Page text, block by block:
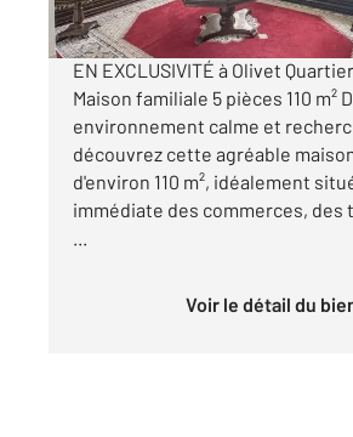
EN EXCLUSIVITÉ à Olivet
Maison familiale 5 pièces 110 m²
environnement calme et
découvrez cette agréable
d'environ 110 m², idéalement
immédiate des commerces, des
...
Voir le détail du